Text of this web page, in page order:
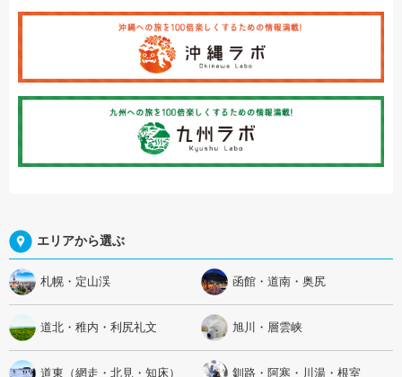
エリアから選ぶ
札幌・定山渓 函館・道南・奥尻
道北・稚内・利尻礼文 旭川・層雲峡
道東（網走・北見・知床） 釧路・阿寒・川湯・根室